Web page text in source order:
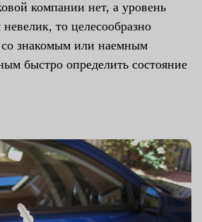
компании нет, а уровень
то целесообразно
со знакомым или наемным
быстро определить состояние